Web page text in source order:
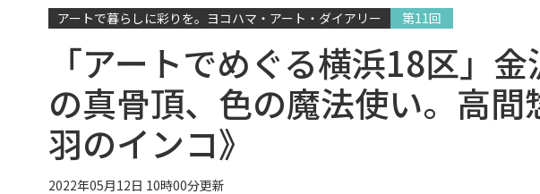
アートで暮らしに彩りを。ヨコハマ・アート・ダイアリー 第11回
「アートでめぐる横浜18区」
の真骨頂、色の魔法使い。高
羽のインコ》
2022年05月12日 10時00分更新